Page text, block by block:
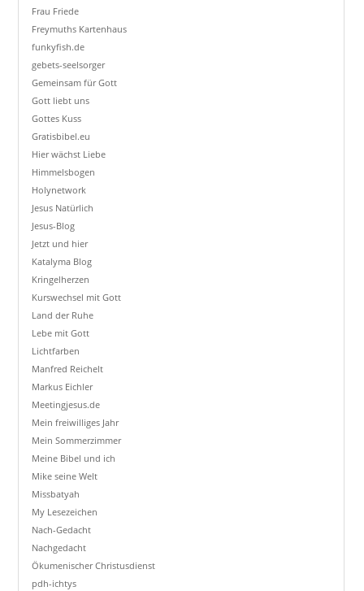
Frau Friede
Freymuths Kartenhaus
funkyfish.de
gebets-seelsorger
Gemeinsam für Gott
Gott liebt uns
Gottes Kuss
Gratisbibel.eu
Hier wächst Liebe
Himmelsbogen
Holynetwork
Jesus Natürlich
Jesus-Blog
Jetzt und hier
Katalyma Blog
Kringelherzen
Kurswechsel mit Gott
Land der Ruhe
Lebe mit Gott
Lichtfarben
Manfred Reichelt
Markus Eichler
Meetingjesus.de
Mein freiwilliges Jahr
Mein Sommerzimmer
Meine Bibel und ich
Mike seine Welt
Missbatyah
My Lesezeichen
Nach-Gedacht
Nachgedacht
Ökumenischer Christusdienst
pdh-ichtys